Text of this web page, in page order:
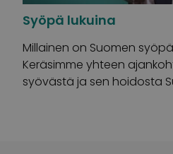
Syöpä lukuina
Millainen on Suomen
Keräsimme yhteen
syövästä ja sen hoidosta